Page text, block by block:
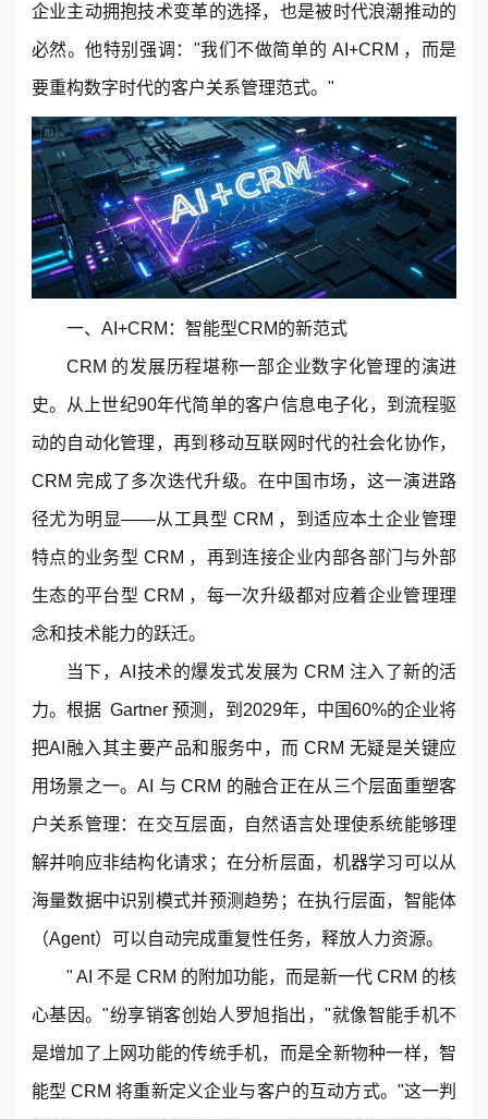
购买咨询
© 2013-2023 scrm.com All Rights Reserved
企业主动拥抱技术变革的选择，也是被时代浪潮推动的
必然。他特别强调："我们不做简单的 AI+CRM ，而是
要重构数字时代的客户关系管理范式。"
一、AI+CRM：智能型CRM的新范式
CRM 的发展历程堪称一部企业数字化管理的演进
史。从上世纪90年代简单的客户信息电子化，到流程驱
动的自动化管理，再到移动互联网时代的社会化协作，
CRM 完成了多次迭代升级。在中国市场，这一演进路
径尤为明显——从工具型 CRM ，到适应本土企业管理
特点的业务型 CRM ，再到连接企业内部各部门与外部
生态的平台型 CRM ，每一次升级都对应着企业管理理
念和技术能力的跃迁。
当下，AI技术的爆发式发展为 CRM 注入了新的活
力。根据 Gartner 预测，到2029年，中国60%的企业将
把AI融入其主要产品和服务中，而 CRM 无疑是关键应
用场景之一。AI 与 CRM 的融合正在从三个层面重塑客
户关系管理：在交互层面，自然语言处理使系统能够理
解并响应非结构化请求；在分析层面，机器学习可以从
海量数据中识别模式并预测趋势；在执行层面，智能体
（Agent）可以自动完成重复性任务，释放人力资源。
" AI 不是 CRM 的附加功能，而是新一代 CRM 的核
心基因。"纷享销客创始人罗旭指出，"就像智能手机不
是增加了上网功能的传统手机，而是全新物种一样，智
能型 CRM 将重新定义企业与客户的互动方式。"这一判